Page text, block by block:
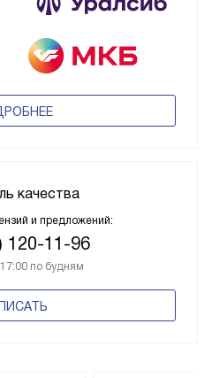
качества
и предложений:
120-11-96
по будням